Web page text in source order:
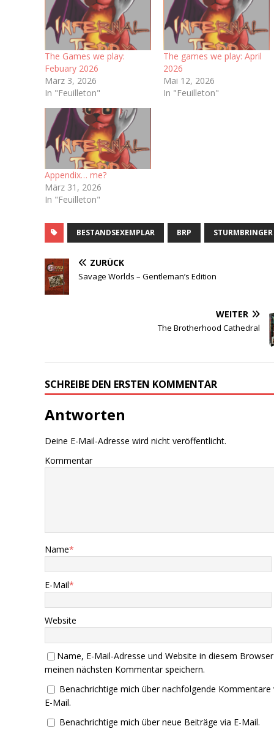
The Games we play:
Febuary 2026
März 3, 2026
In "Feuilleton"
The games we play: April
2026
Mai 12, 2026
In "Feuilleton"
Appendix… me?
März 31, 2026
In "Feuilleton"
BESTANDSEXEMPLAR BRP STURMBRINGER
ZURÜCK
Savage Worlds – Gentleman’s Edition
WEITER
The Brotherhood Cathedral
SCHREIBE DEN ERSTEN KOMMENTAR
Antworten
Deine E-Mail-Adresse wird nicht veröffentlicht.
Kommentar
Name*
E-Mail*
Website
Name, E-Mail-Adresse und Website in diesem
meinen nächsten Kommentar speichern.
Benachrichtige mich über nachfolgende Kommentare
E-Mail.
Benachrichtige mich über neue Beiträge via E-Mail.